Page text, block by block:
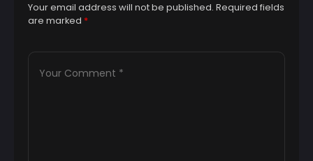
Your email address will not be published. Required fields
are marked *